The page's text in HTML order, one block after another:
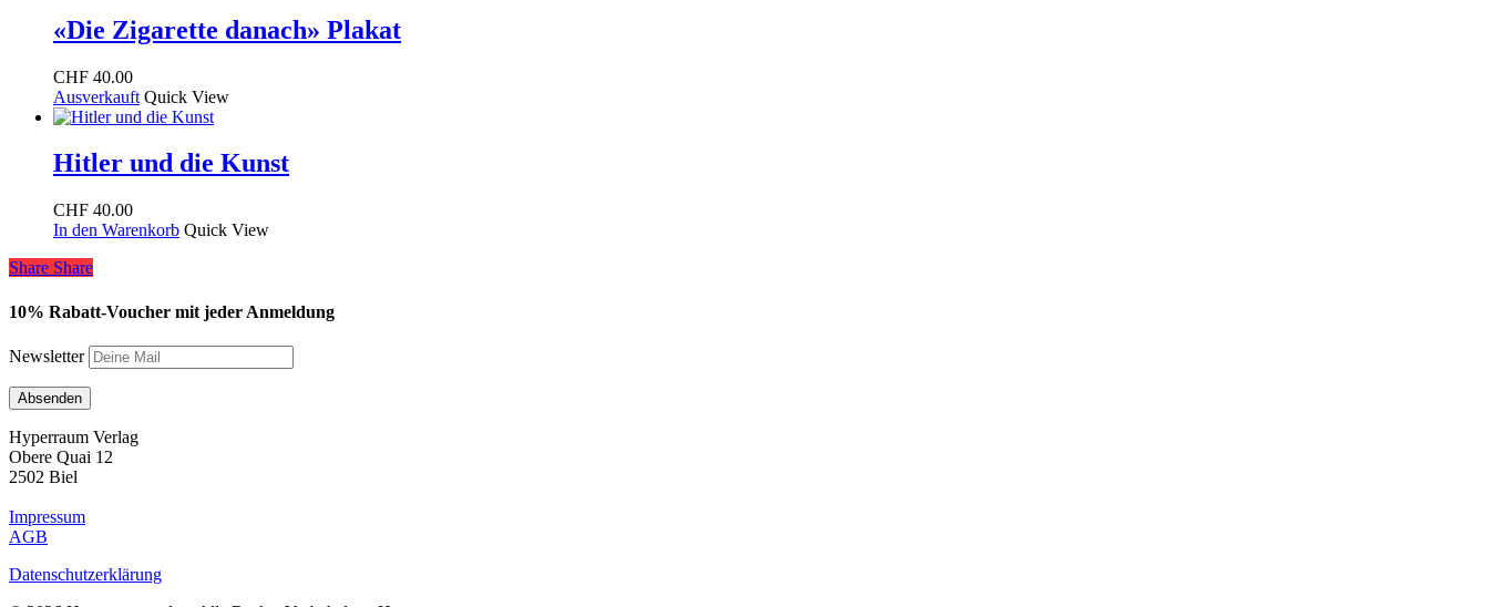
«Die Zigarette danach» Plakat
CHF 40.00
Ausverkauft Quick View
Hitler und die Kunst
CHF 40.00
In den Warenkorb Quick View
Share
Share Share
10% Rabatt-Voucher mit jeder Anmeldung
Newsletter
Hyperraum Verlag
Obere Quai 12
2502 Biel
Impressum
AGB
Datenschutzerklärung